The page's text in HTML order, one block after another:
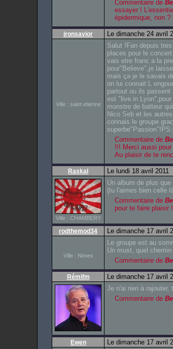
Commentaire de
essayer !
épidermique, non
ironsavior Le dimanche 24 avril
Ville : saint etienne
Salut !Fan depuis
places pour le
vais etre franc a la
pour"Believe",je
mais ça je le savais
on lui connait.L
partout ou ils
est "live in
monstre de batteur
Nico Seb et les
connais le groupe
Commentaire de
!!! Merci aussi
Au plaisir de te
Raskal Le lundi 18 avril 2011
Ville : CHAMBERY
Un album de plus
(tu l'aimes bien celle
Commentaire de
pour te faire plaisir !
rodthemod34 Le dimanche 17 avril
Ville : Nimes
Le groupe est au
Un must, quel
Commentaire de
Rémifm
Le dimanche 17 avril
Je n'ai rien à
Commentaire de
Ewen Le dimanche 17 avril